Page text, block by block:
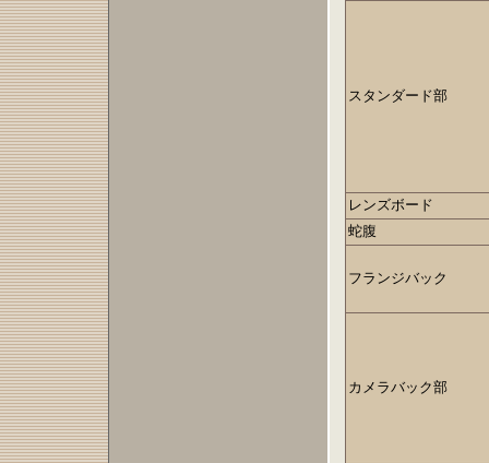
スタンダード部
レンズボード
蛇腹
フランジバック
カメラバック部